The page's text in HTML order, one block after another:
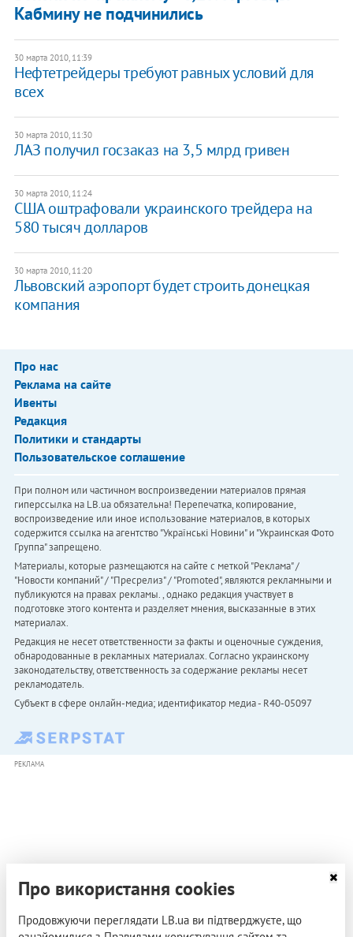
Кабмину не подчинились
30 марта 2010, 11:39
Нефтетрейдеры требуют равных условий для
всех
30 марта 2010, 11:30
ЛАЗ получил госзаказ на 3,5 млрд гривен
30 марта 2010, 11:24
США оштрафовали украинского трейдера на
580 тысяч долларов
30 марта 2010, 11:20
Львовский аэропорт будет строить донецкая
компания
Про нас
Реклама на сайте
Ивенты
Редакция
Политики и стандарты
Пользовательское соглашение
При полном или частичном воспроизведении материалов прямая
гиперссылка на LB.ua обязательна! Перепечатка, копирование,
воспроизведение или иное использование материалов, в которых
содержится ссылка на агентство "Українськi Новини" и "Украинская Фото
Группа" запрещено.
Материалы, которые размещаются на сайте с меткой "Реклама" /
"Новости компаний" / "Пресрелиз" / "Promoted", являются рекламными и
публикуются на правах рекламы. , однако редакция участвует в
подготовке этого контента и разделяет мнения, высказанные в этих
материалах.
Редакция не несет ответственности за факты и оценочные суждения,
обнародованные в рекламных материалах. Согласно украинскому
законодательству, ответственность за содержание рекламы несет
рекламодатель.
Субъект в сфере онлайн-медиа; идентификатор медиа - R40-05097
РЕКЛАМА
Про використання cookies
Продовжуючи переглядати LB.ua ви підтверджуєте, що